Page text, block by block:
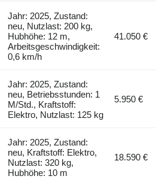
Jahr: 2025, Zustand:
neu, Nutzlast: 200 kg,
Hubhöhe: 12 m,
Arbeitsgeschwindigkeit:
0,6 km/h
41.050 €
Jahr: 2025, Zustand:
neu, Betriebsstunden: 1
M/Std., Kraftstoff:
Elektro, Nutzlast: 125 kg
5.950 €
Jahr: 2025, Zustand:
neu, Kraftstoff: Elektro,
Nutzlast: 320 kg,
Hubhöhe: 10 m
18.590 €